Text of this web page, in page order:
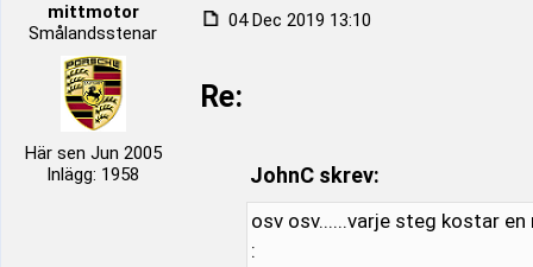
mittmotor
Smålandsstenar
Här sen Jun 2005
Inlägg: 1958
04 Dec 2019 13:10
Re:
JohnC skrev:
osv osv......varje steg kostar en
: